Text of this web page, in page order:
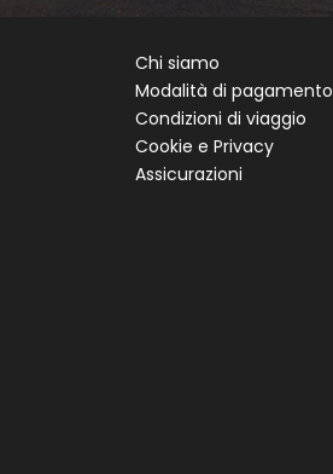
Chi siamo
Modalità di pagamento
Condizioni di viaggio
Cookie e Privacy
Assicurazioni